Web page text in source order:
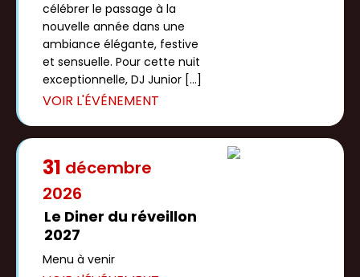
célébrer le passage à la
nouvelle année dans une
ambiance élégante, festive
et sensuelle. Pour cette nuit
exceptionnelle, DJ Junior […]
31 décembre
2026
Le Diner du réveillon
2027
Menu à venir